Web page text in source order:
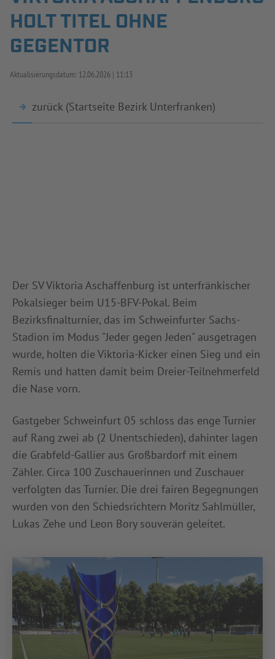
INFOTHEK SPIELPLUS
HOLT TITEL OHNE
GEGENTOR
Aktualisierungsdatum: 12.06.2026 11:13
zurück (Startseite Bezirk Unterfranken)
Der SV Viktoria Aschaffenburg ist unterfränkischer
Pokalsieger beim U15-BFV-Pokal. Beim
Bezirksfinalturnier, das im Schweinfurter Sachs-
Stadion im Modus "Jeder gegen Jeden" ausgetragen
wurde, holten die Viktoria-Kicker einen Sieg und ein
Remis und hatten damit beim Dreier-Teilnehmerfeld
die Nase vorn.
Gastgeber Schweinfurt 05 schloss das enge Turnier
auf Rang zwei ab (2 Unentschieden), dahinter lagen
die Grabfeld-Gallier aus Großbardorf mit einem
Zähler. Circa 100 Zuschauerinnen und Zuschauer
verfolgten das Turnier. Die drei fairen Begegnungen
wurden von den Schiedsrichtern Moritz Sahlmüller,
Lukas Zehe und Leon Bory souverän geleitet.